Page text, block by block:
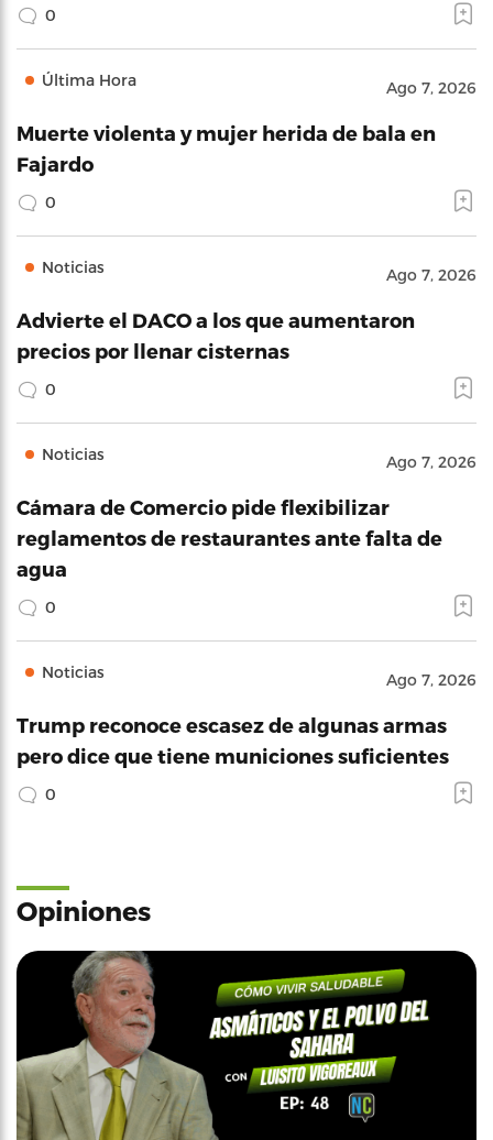
0
Última Hora Ago 7, 2026
Muerte violenta y mujer herida de bala en
Fajardo
0
Noticias Ago 7, 2026
Advierte el DACO a los que aumentaron
precios por llenar cisternas
0
Noticias Ago 7, 2026
Cámara de Comercio pide flexibilizar
reglamentos de restaurantes ante falta de
agua
0
Noticias Ago 7, 2026
Trump reconoce escasez de algunas armas
pero dice que tiene municiones suficientes
0
Opiniones